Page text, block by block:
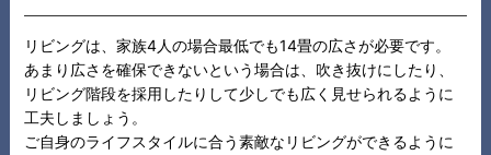
リビングは、家族4人の場合最低でも14畳の広さが必要です。
あまり広さを確保できないという場合は、吹き抜けにしたり、
リビング階段を採用したりして少しでも広く見せられるように
工夫しましょう。
ご自身のライフスタイルに合う素敵なリビングができるように